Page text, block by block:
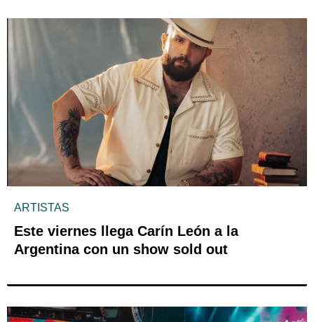
ARTISTAS
Este viernes llega Carín León a la
Argentina con un show sold out